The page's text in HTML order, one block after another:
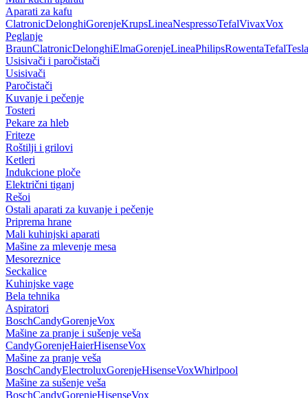
Aparati za kafu
ClatronicDelonghiGorenjeKrupsLineaNespressoTefalVivaxVox
Peglanje
BraunClatronicDelonghiElmaGorenjeLineaPhilipsRowentaTefalTesla
Usisivači i paročistači
Usisivači
Paročistači
Kuvanje i pečenje
Tosteri
Pekare za hleb
Friteze
Roštilji i grilovi
Ketleri
Indukcione ploče
Električni tiganj
Rešoi
Ostali aparati za kuvanje i pečenje
Priprema hrane
Mali kuhinjski aparati
Mašine za mlevenje mesa
Mesoreznice
Seckalice
Kuhinjske vage
Bela tehnika
Aspiratori
BoschCandyGorenjeVox
Mašine za pranje i sušenje veša
CandyGorenjeHaierHisenseVox
Mašine za pranje veša
BoschCandyElectroluxGorenjeHisenseVoxWhirlpool
Mašine za sušenje veša
BoschCandyGorenjeHisenseVox